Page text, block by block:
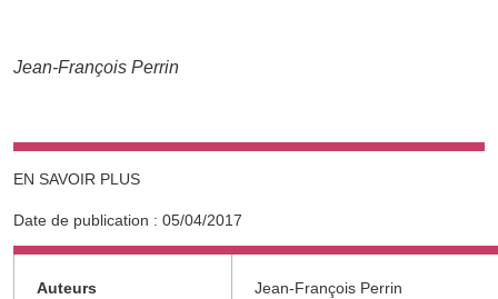
Jean-François Perrin
EN SAVOIR PLUS
Date de publication : 05/04/2017
Informations complémentaires
Auteurs Jean-François Perrin